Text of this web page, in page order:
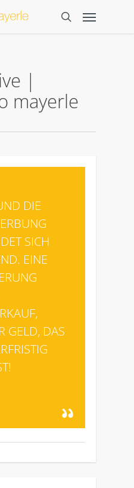
|
mayerle
DIE
SICH
EINE
GELD, DAS